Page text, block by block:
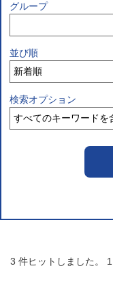
グループ
並び順
検索オプション
3 件ヒットしました。 1